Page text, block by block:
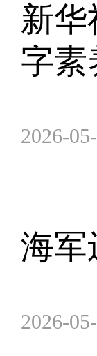
新华
字素
2026-
海军
2026-